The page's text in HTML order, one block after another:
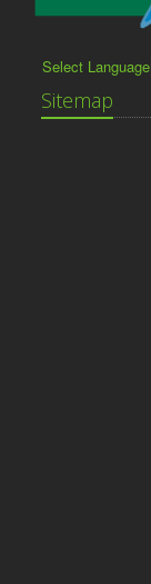
Select Language
Sitemap